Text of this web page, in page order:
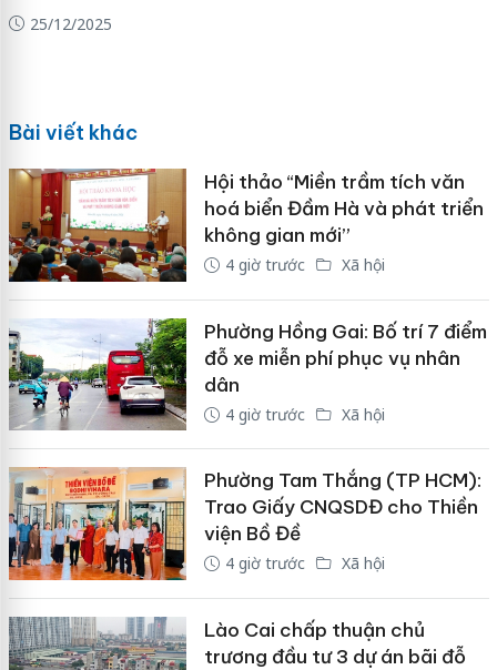
25/12/2025
Bài viết khác
Hội thảo “Miền trầm tích văn
hoá biển Đầm Hà và phát triển
không gian mới”
4 giờ trước Xã hội
Phường Hồng Gai: Bố trí 7 điểm
đỗ xe miễn phí phục vụ nhân
dân
4 giờ trước Xã hội
Phường Tam Thắng (TP HCM):
Trao Giấy CNQSDĐ cho Thiền
viện Bồ Đề
4 giờ trước Xã hội
Lào Cai chấp thuận chủ
trương đầu tư 3 dự án bãi đỗ